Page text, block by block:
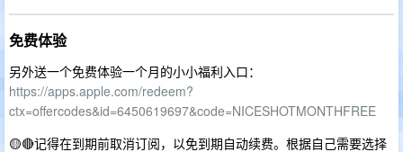
免费体验
另外送一个免费体验一个月的小小福利入口：
https://apps.apple.com/redeem?
ctx=offercodes&id=6450619697&code=NICESHOTMONTHFREE
🟡🔴记得在到期前取消订阅，以免到期自动续费。根据自己需要选择